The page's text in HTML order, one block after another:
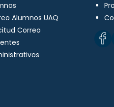
Alumnos UAQ
Correo